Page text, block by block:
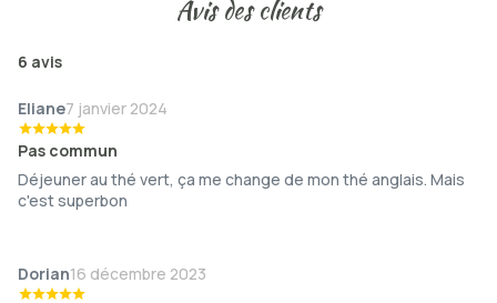
Avis des clients
6 avis
Eliane7 janvier 2024
Pas commun
Déjeuner au thé vert, ça me change de mon thé anglais. Mais
c'est superbon
Dorian16 décembre 2023